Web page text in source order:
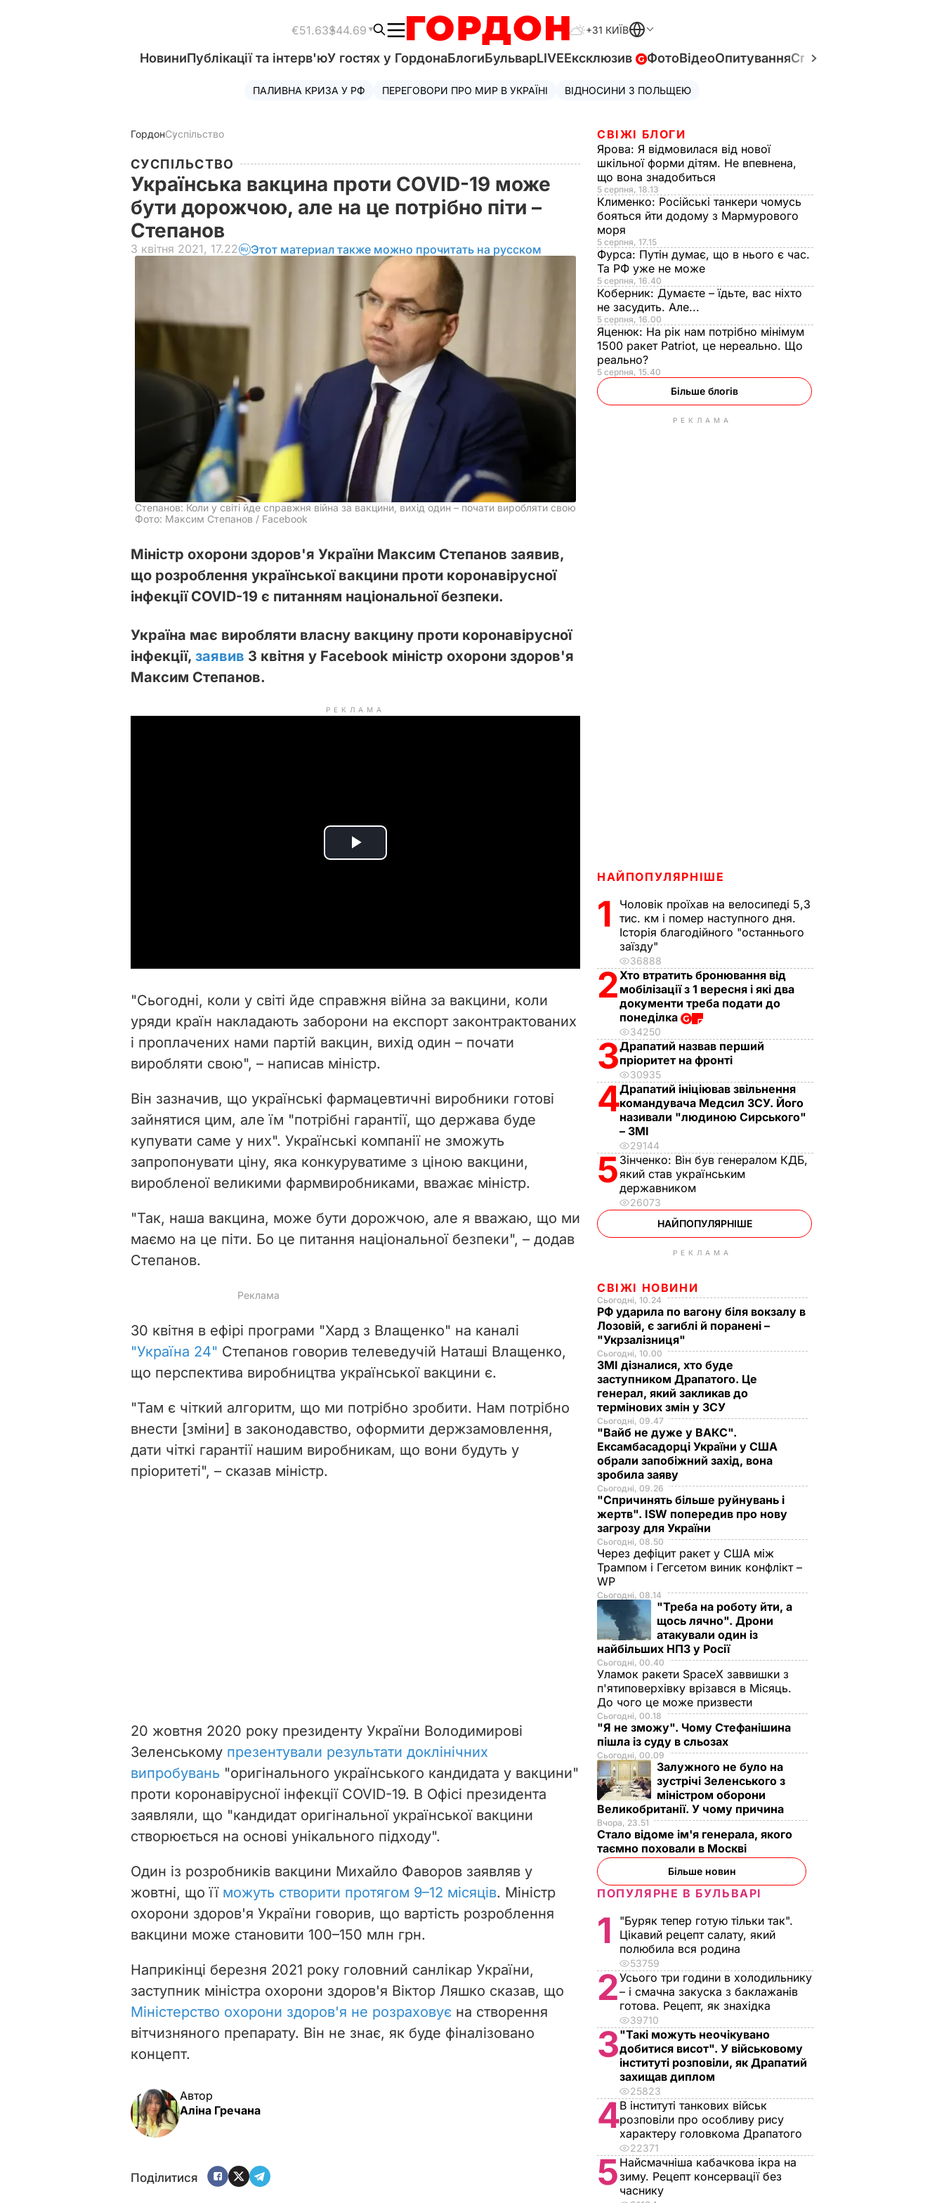
€51.63$44.69 +31 КИЇВ
НовиниПублікації та інтерв'юУ гостях у ГордонаБлогиБульварLIVEЕксклюзив ФотоВідеоОпитуванняСпецпроєкти
ПАЛИВНА КРИЗА У РФ ПЕРЕГОВОРИ ПРО МИР В УКРАЇНІ ВІДНОСИНИ З ПОЛЬЩЕЮ
ГордонСуспільство
СУСПІЛЬСТВО
Українська вакцина проти COVID-19 може
бути дорожчою, але на це потрібно піти –
Степанов
3 квітня 2021, 17.22 Этот материал также можно прочитать на русском
Степанов: Коли у світі йде справжня війна за вакцини, вихід один – почати виробляти свою
Фото: Максим Степанов / Facebook
Міністр охорони здоров'я України Максим Степанов заявив,
що розроблення української вакцини проти коронавірусної
інфекції COVID-19 є питанням національної безпеки.
Україна має виробляти власну вакцину проти коронавірусної
інфекції, заявив 3 квітня у Facebook міністр охорони здоров'я
Максим Степанов.
РЕКЛАМА
P
i
d
o
"Сьогодні, коли у світі йде справжня війна за вакцини, коли
уряди країн накладають заборони на експорт законтрактованих
і проплачених нами партій вакцин, вихід один – почати
виробляти свою", – написав міністр.
Він зазначив, що українські фармацевтичні виробники готові
зайнятися цим, але їм "потрібні гарантії, що держава буде
купувати саме у них". Українські компанії не зможуть
запропонувати ціну, яка конкуруватиме з ціною вакцини,
виробленої великими фармвиробниками, вважає міністр.
"Так, наша вакцина, може бути дорожчою, але я вважаю, що ми
маємо на це піти. Бо це питання національної безпеки", – додав
Степанов.
30 квітня в ефірі програми "Хард з Влащенко" на каналі
"Україна 24" Степанов говорив телеведучій Наташі Влащенко,
що перспектива виробництва української вакцини є.
"Там є чіткий алгоритм, що ми потрібно зробити. Нам потрібно
внести [зміни] в законодавство, оформити держзамовлення,
дати чіткі гарантії нашим виробникам, що вони будуть у
пріоритеті", – сказав міністр.
20 жовтня 2020 року президенту України Володимирові
Зеленському презентували результати доклінічних
випробувань "оригінального українського кандидата у вакцини"
проти коронавірусної інфекції COVID-19. В Офісі президента
заявляли, що "кандидат оригінальної української вакцини
створюється на основі унікального підходу".
Один із розробників вакцини Михайло Фаворов заявляв у
жовтні, що її можуть створити протягом 9–12 місяців. Міністр
охорони здоров'я України говорив, що вартість розроблення
вакцини може становити 100–150 млн грн.
Наприкінці березня 2021 року головний санлікар України,
заступник міністра охорони здоров'я Віктор Ляшко сказав, що
Міністерство охорони здоров'я не розраховує на створення
вітчизняного препарату. Він не знає, як буде фіналізовано
концепт.
Автор
Аліна Гречана
Поділитися
СВІЖІ БЛОГИ
Ярова: Я відмовилася від нової
шкільної форми дітям. Не впевнена,
що вона знадобиться
5 серпня, 18.13
Клименко: Російські танкери чомусь
бояться йти додому з Мармурового
моря
5 серпня, 17.15
Фурса: Путін думає, що в нього є час.
Та РФ уже не може
5 серпня, 16.40
Коберник: Думаєте – їдьте, вас ніхто
не засудить. Але...
5 серпня, 16.00
Яценюк: На рік нам потрібно мінімум
1500 ракет Patriot, це нереально. Що
реально?
5 серпня, 15.40
Більше блогів
РЕКЛАМА
НАЙПОПУЛЯРНІШЕ
1
Чоловік проїхав на велосипеді 5,3
тис. км і помер наступного дня.
Історія благодійного "останнього
заїзду"
36888
2Хто втратить бронювання від
мобілізації з 1 вересня і які два
документи треба подати до
понеділка
34250
3Драпатий назвав перший
пріоритет на фронті
30935
4Драпатий ініціював звільнення
командувача Медсил ЗСУ. Його
називали "людиною Сирського"
– ЗМІ
29144
5 Зінченко: Він був генералом КДБ,
який став українським
державником
26073
НАЙПОПУЛЯРНІШЕ
РЕКЛАМА
СВІЖІ НОВИНИ
Сьогодні, 10.24
РФ ударила по вагону біля вокзалу в
Лозовій, є загиблі й поранені –
"Укрзалізниця"
Сьогодні, 10.00
ЗМІ дізналися, хто буде
заступником Драпатого. Це
генерал, який закликав до
термінових змін у ЗСУ
Сьогодні, 09.47
"Вайб не дуже у ВАКС".
Ексамбасадорці України у США
обрали запобіжний захід, вона
зробила заяву
Сьогодні, 09.26
"Спричинять більше руйнувань і
жертв". ISW попередив про нову
загрозу для України
Сьогодні, 08.50
Через дефіцит ракет у США між
Трампом і Гегсетом виник конфлікт –
WP
Сьогодні, 08.14
"Треба на роботу йти, а
щось лячно". Дрони
атакували один із
найбільших НПЗ у Росії
Сьогодні, 00.40
Уламок ракети SpaceX заввишки з
п'ятиповерхівку врізався в Місяць.
До чого це може призвести
Сьогодні, 00.18
"Я не зможу". Чому Стефанішина
пішла із суду в сльозах
Сьогодні, 00.09
Залужного не було на
зустрічі Зеленського з
міністром оборони
Великобританії. У чому причина
Вчора, 23.51
Стало відоме ім'я генерала, якого
таємно поховали в Москві
Більше новин
ПОПУЛЯРНЕ В БУЛЬВАРІ
1
"Буряк тепер готую тільки так".
Цікавий рецепт салату, який
полюбила вся родина
53759
2Усього три години в холодильнику
– і смачна закуска з баклажанів
готова. Рецепт, як знахідка
39710
3"Такі можуть неочікувано
добитися висот". У військовому
інституті розповіли, як Драпатий
захищав диплом
25823
4В інституті танкових військ
розповіли про особливу рису
характеру головкома Драпатого
22371
5 Найсмачніша кабачкова ікра на
зиму. Рецепт консервації без
часнику